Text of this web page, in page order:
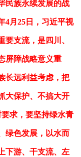
民族永续发展的战
4月25日， 习近平视
支流，是四川、
屏障战略意义重
长远利益考虑，把
大保护、不搞大开
求，要坚持绿水青
绿色发展，以水而
下游、干支流、左